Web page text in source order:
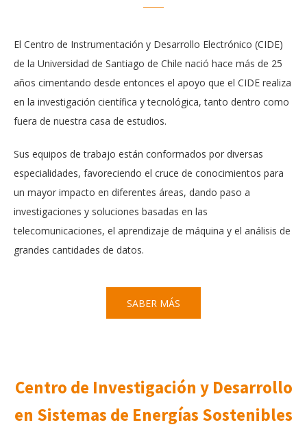
El Centro de Instrumentación y Desarrollo Electrónico (CIDE)
de la Universidad de Santiago de Chile nació hace más de 25
años cimentando desde entonces el apoyo que el CIDE realiza
en la investigación científica y tecnológica, tanto dentro como
fuera de nuestra casa de estudios.
Sus equipos de trabajo están conformados por diversas
especialidades, favoreciendo el cruce de conocimientos para
un mayor impacto en diferentes áreas, dando paso a
investigaciones y soluciones basadas en las
telecomunicaciones, el aprendizaje de máquina y el análisis de
grandes cantidades de datos.
SABER MÁS
Centro de Investigación y Desarrollo
en Sistemas de Energías Sostenibles